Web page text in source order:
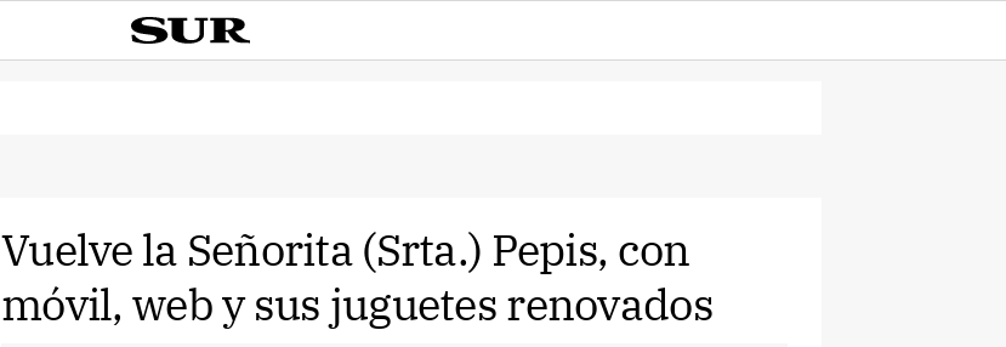
Vuelve la Señorita (Srta.) Pepis, con
móvil, web y sus juguetes renovados